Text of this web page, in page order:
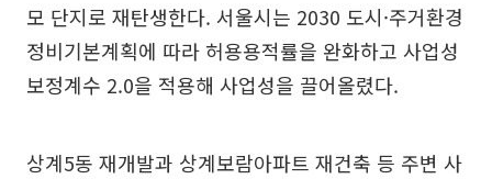
모 단지로 재탄생한다. 서울시는 2030 도시·주거환경
정비기본계획에 따라 허용용적률을 완화하고 사업성
보정계수 2.0을 적용해 사업성을 끌어올렸다.
상계5동 재개발과 상계보람아파트 재건축 등 주변 사